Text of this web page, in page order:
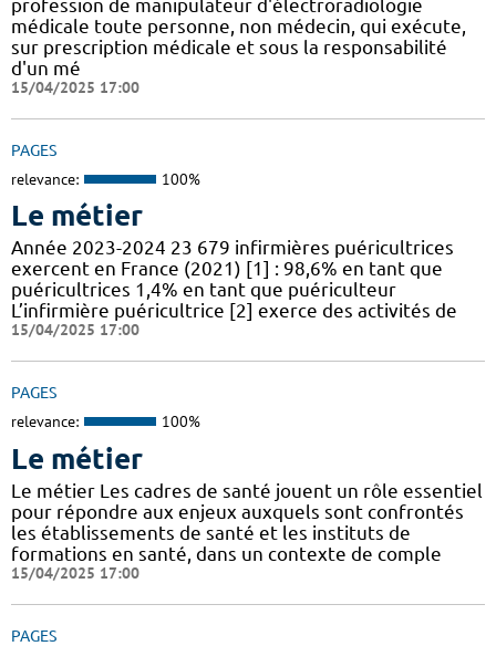
profession de manipulateur d'électroradiologie
médicale toute personne, non médecin, qui exécute,
sur prescription médicale et sous la responsabilité
d'un mé
15/04/2025 17:00
PAGES
relevance: 100%
Le métier
Année 2023-2024 23 679 infirmières puéricultrices
exercent en France (2021) [1] : 98,6% en tant que
puéricultrices 1,4% en tant que puériculteur
L’infirmière puéricultrice [2] exerce des activités de
15/04/2025 17:00
PAGES
relevance: 100%
Le métier
Le métier Les cadres de santé jouent un rôle essentiel
pour répondre aux enjeux auxquels sont confrontés
les établissements de santé et les instituts de
formations en santé, dans un contexte de comple
15/04/2025 17:00
PAGES